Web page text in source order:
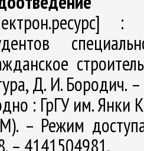
:
Д. И. Бородич.
: ГрГУ им. Янки
– Режим
– 4141504981.